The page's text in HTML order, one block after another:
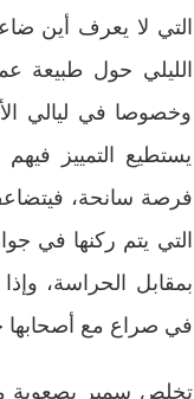
التي لا يعرف أين
الليلي حول طبيعة
وخصوصا في ليالي
يستطيع التمييز
فرصة سانحة،
التي يتم ركنها في
بمقابل الحراسة،
في صراع مع أصحابها
تخلص سمير بصعوبة